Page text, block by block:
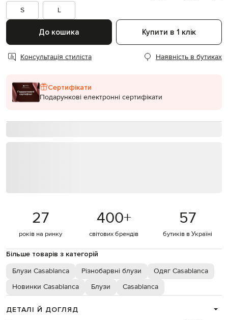
S
L
До кошика Купити в 1 клік
Консультація стиліста Наявність в бутиках
Сертифікати
Подарункові електронні сертифікати
27
років на ринку
400+
світових брендів
57
бутиків в Україні
Більше товарів з категорій
Блузи Casablanca Різнобарвні блузи
Одяг Casablanca
Новинки Casablanca
Блузи Casablanca
ДЕТАЛІ Й ДОГЛЯД